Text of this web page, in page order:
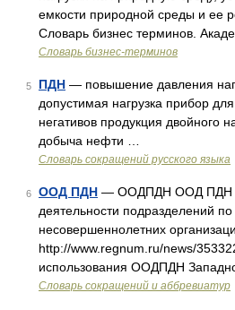
емкости природной среды и ее
Словарь бизнес терминов.
Словарь бизнес-терминов
5 ПДН — повышение давления
допустимая нагрузка прибор
негативов продукция двойного
добыча нефти …
Словарь сокращений русского языка
6 ООД ПДН — ООДПДН ООД ПДН
деятельности подразделений
несовершеннолетних
http://www.regnum.ru/news/
использования ООДПДН
Словарь сокращений и аббревиатур